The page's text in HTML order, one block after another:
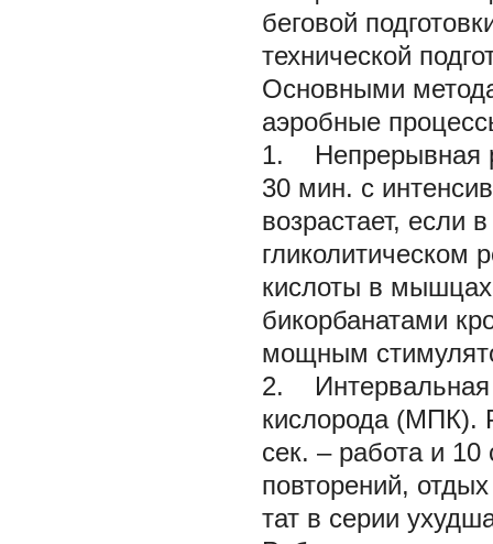
беговой
технической
Основными
аэробные
1. Непрерывная
30 мин. с
возрастает, если
гликолитическом
кислоты в
бикорбанатами
мощным
2. Интервальная
кислорода (МПК).
сек. – работа и
повторений,
тат в серии